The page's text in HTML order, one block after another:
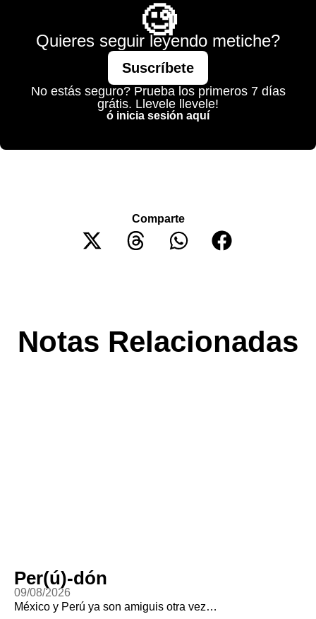
🧐
Quieres seguir leyendo metiche?
Suscríbete
No estás seguro? Prueba los primeros 7 días
grátis. Llevele llevele!
ó inicia sesión aquí
Comparte
Notas Relacionadas
Per(ú)-dón
09/08/2026
México y Perú ya son amiguis otra vez…